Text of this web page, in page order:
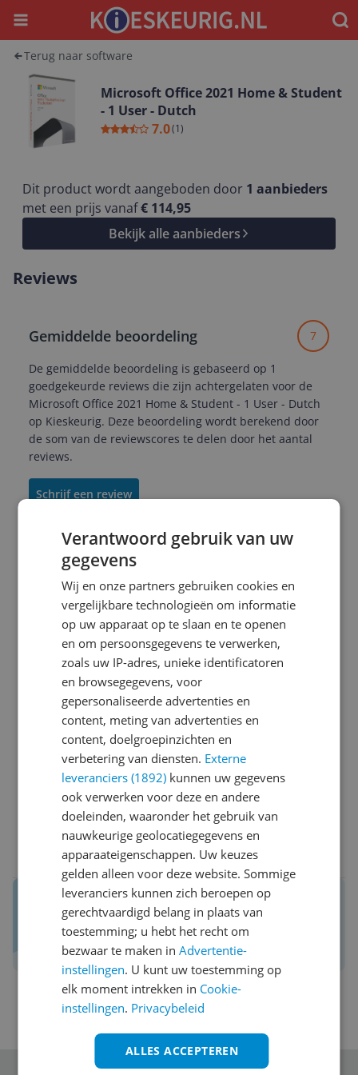
Menu
Terug naar software
Microsoft Office 2021 Home & Student
- 1 User - Dutch
7.0(1)
Dit product wordt aangeboden door 1 aanbieders
met een prijs vanaf€ 114,95
Bekijk alle aanbieders
Reviews
Gemiddelde beoordeling 7
De gemiddelde beoordeling is gebaseerd op 1
goedgekeurde reviews die zijn achtergelaten voor de
Microsoft Office 2021 Home & Student - 1 User - Dutch
op Kieskeurig. Deze beoordeling wordt berekend door
de som van de reviewscores te delen door het aantal
reviews.
Schrijf een review
steenet 08-07-2022
7.0
Office with or without it
Reviewscore 7.0
Compleet software, die wereldstandaard is
geworden en toch betaalbaar blijft!
Pluspunten
Compleet en goed bruikbaar
Minpunten
Hulp is af en toe slecht te vinden
Ja, ik beveel dit product aan
0 reactiesReageer
Reviews van echte kopers.
Daar maak je een betere keuze mee!
Schrijf een review over Kieskeurig.nl
Verantwoord gebruik van uw
gegevens
Wij en onze partners gebruiken cookies en
vergelijkbare technologieën om informatie
op uw apparaat op te slaan en te openen
en om persoonsgegevens te verwerken,
zoals uw IP-adres, unieke identificatoren
en browsegegevens, voor
gepersonaliseerde advertenties en
content, meting van advertenties en
content, doelgroepinzichten en
verbetering van diensten. Externe
leveranciers (1892) kunnen uw gegevens
ook verwerken voor deze en andere
doeleinden, waaronder het gebruik van
nauwkeurige geolocatiegegevens en
apparaateigenschappen. Uw keuzes
gelden alleen voor deze website. Sommige
leveranciers kunnen zich beroepen op
gerechtvaardigd belang in plaats van
toestemming; u hebt het recht om
bezwaar te maken inAdvertentie-
instellingen. U kunt uw toestemming op
elk moment intrekken in Cookie-
instellingen. Privacybeleid
ALLES ACCEPTEREN